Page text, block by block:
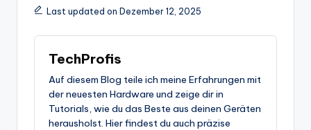
Last updated on Dezember 12, 2025
TechProfis
Auf diesem Blog teile ich meine Erfahrungen mit
der neuesten Hardware und zeige dir in
Tutorials, wie du das Beste aus deinen Geräten
herausholst. Hier findest du auch präzise